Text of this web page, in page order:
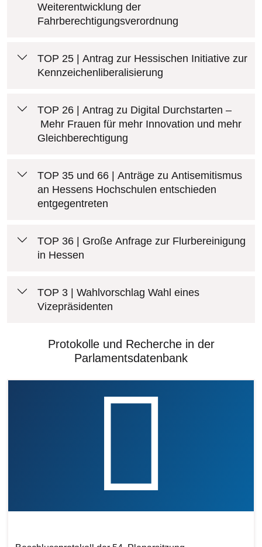
Weiterentwicklung der
Fahrberechtigungsverordnung
TOP 25 | Antrag zur Hessischen Initiative zur
Kennzeichenliberalisierung
TOP 26 | Antrag zu Digital Durchstarten –
Mehr Frauen für mehr Innovation und mehr
Gleichberechtigung
TOP 35 und 66 | Anträge zu Antisemitismus
an Hessens Hochschulen entschieden
entgegentreten
TOP 36 | Große Anfrage zur Flurbereinigung
in Hessen
TOP 3 | Wahlvorschlag Wahl eines
Vizepräsidenten
Protokolle und Recherche in der
Parlamentsdatenbank